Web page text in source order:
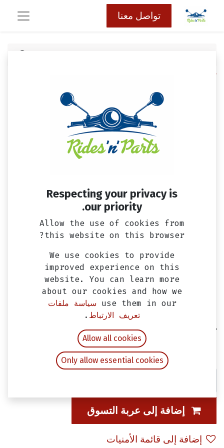
تواصل معنا
كافة المنتجات
غيار فلتر هواء فيدل 2، اوربت 2 & جيت 4
EGP شامل ضريبة القيمة المضافة
إضافة إلى عربة التسوق
إضافة إلى قائمة الأمنيات
Respecting your privacy is
our priority.
Allow the use of cookies from
this website on this browser?
We use cookies to provide
improved experience on this
website. You can learn more
about our cookies and how we
use them in our سياسة ملفات
تعريف الارتباط .
Allow all cookies
Only allow essential cookies